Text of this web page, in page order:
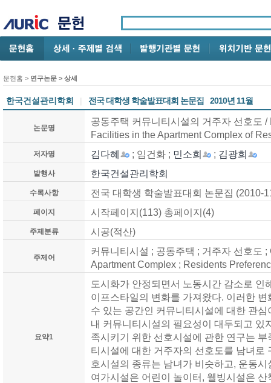
문헌홈 > 연구논문 > 상세
한국건설관리학회 | 전국 대학생 학술발표대회 논문집 2010년 11월
논문명
공동주택 커뮤니티시설의 거주자 선호도
Facilities in the Apartment Complex of
저자명 김다혜 ; 임건화 ; 민소희 ; 김광희
발행사 한국건설관리학회
수록사항 전국 대학생 학술발표대회 논문집 (2010-
페이지 시작페이지(113) 총페이지(4)
주제분류 시공(적산)
주제어
커뮤니티시설 ; 공동주택 ; 거주자 선호도
Apartment Complex ; Residents
요약1
도시화가 안정되면서 노동시간 감소로 인
이프스타일의 변화를 가져왔다. 이러한
수 있는 공간인 커뮤니티시설에 대한 관
내 커뮤니티시설의 필요성이 대두되고 있
족시키기 위한 선호시설에 관한 연구는
티시설에 대한 거주자의 선호도를 남녀로
호시설의 종류는 남녀가 비슷하고, 운동
여가시설은 어린이 놀이터, 웰빙시설은